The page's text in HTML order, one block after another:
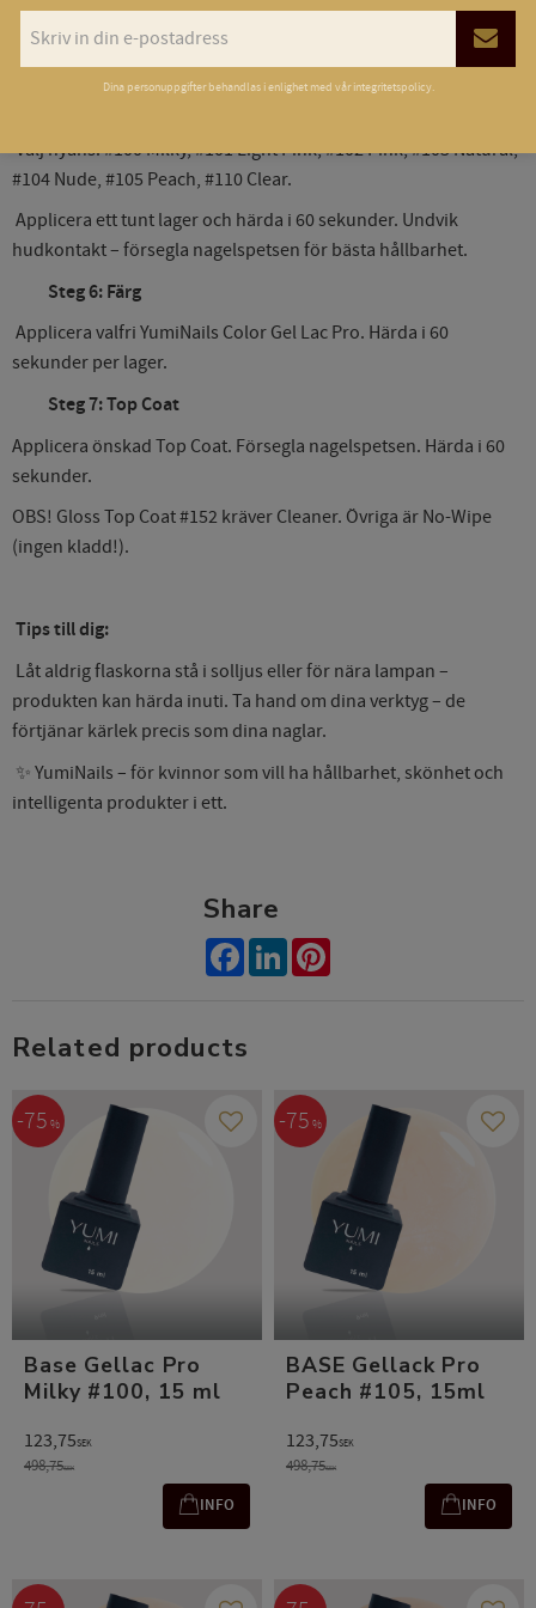
TIPS: Använd #100 Milky för en naturlig look.
Välj nyans: #100 Milky, #101 Light Pink, #102 Pink, #103 Natural,
#104 Nude, #105 Peach, #110 Clear.
Applicera ett tunt lager och härda i 60 sekunder. Undvik
hudkontakt – försegla nagelspetsen för bästa hållbarhet.
Steg 6: Färg
Applicera valfri YumiNails Color Gel Lac Pro. Härda i 60
sekunder per lager.
Steg 7: Top Coat
Applicera önskad Top Coat. Försegla nagelspetsen. Härda i 60
sekunder.
OBS! Gloss Top Coat #152 kräver Cleaner. Övriga är No-Wipe
(ingen kladd!).
Tips till dig:
Låt aldrig flaskorna stå i solljus eller för nära lampan –
produkten kan härda inuti. Ta hand om dina verktyg – de
förtjänar kärlek precis som dina naglar.
✨ YumiNails – för kvinnor som vill ha hållbarhet, skönhet och
intelligenta produkter i ett.
Share
Facebook
LinkedIn
Related products
Base Gellac Pro
Milky #100, 15 ml
123,75SEK
498,75SEK
75 % Add to favorites
INFO
BASE Gellack Pro
Peach #105, 15ml
123,75SEK
498,75SEK
75 % Add
INFO
Dina personuppgifter behandlas i enlighet med vårintegritetspolicy.